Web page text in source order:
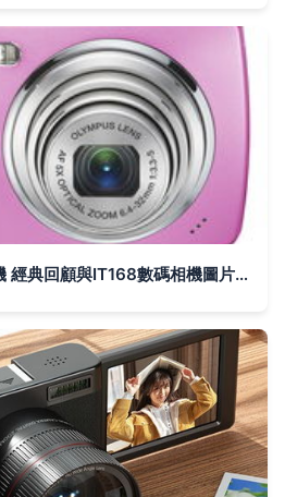
奧林巴斯μ840數碼相機 經典回顧與IT168數碼相機圖片大全賞析